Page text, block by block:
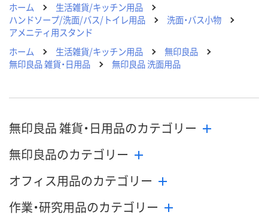
ホーム
生活雑貨/キッチン用品
ハンドソープ/洗面/バス/トイレ用品
洗面・バス小物
アメニティ用スタンド
ホーム
生活雑貨/キッチン用品
無印良品
無印良品 雑貨・日用品
無印良品 洗面用品
無印良品 雑貨・日用品のカテゴリー
無印良品のカテゴリー
オフィス用品のカテゴリー
作業・研究用品のカテゴリー